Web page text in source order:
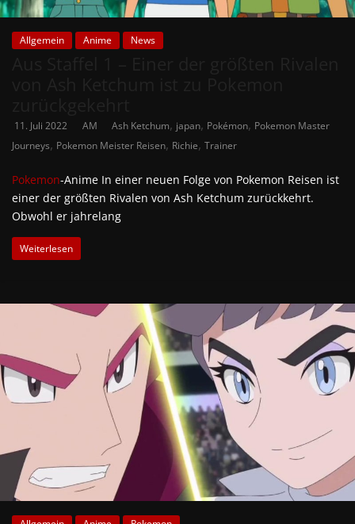
Allgemein Anime News
11. Juli 2022 AM Ash Ketchum, japan, Pokémon, Pokemon Master
Journeys, Pokemon Meister Reisen, Richie, Trainer
Pokemon-Anime In einer neuen Folge von Pokemon Reisen ist
einer der größten Rivalen von Ash Ketchum zurückkehrt.
Obwohl er jahrelang
Weiterlesen